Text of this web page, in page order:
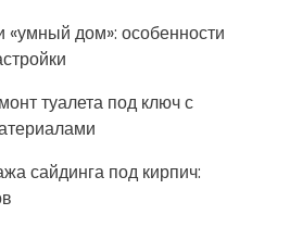
«умный дом»: особенности
туалета под ключ с
сайдинга под кирпич: